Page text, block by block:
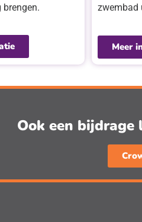
brengen.
zwembad
Meer
Ook een